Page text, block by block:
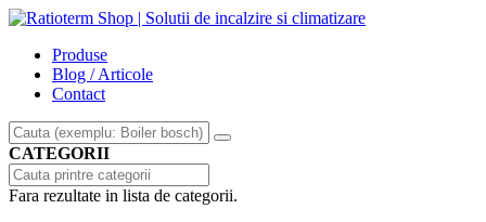
Produse
Blog / Articole
Contact
CATEGORII
Fara rezultate in lista de categorii.